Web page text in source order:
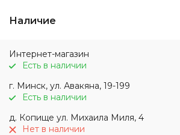
Наличие
Интернет-магазин
Есть в наличии
г. Минск, ул. Авакяна, 19-199
Есть в наличии
д. Копище ул. Михаила Миля, 4
Нет в наличии